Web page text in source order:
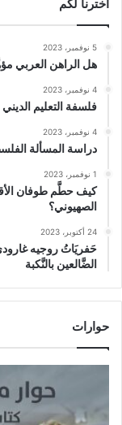
اخترنا لكم
5 نوفمبر، 2023
هل الراهن العربي
4 نوفمبر، 2023
فلسفة التعليم
4 نوفمبر، 2023
دراسة المسألة
1 نوفمبر، 2023
كيف حطَّم طوفان
الصهيوني؟
24 أكتوبر، 2023
حَفريَاتُ روجيه
الضَّالعين بالنَّكبة
حوارات